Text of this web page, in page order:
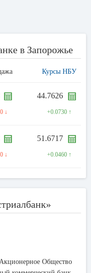
в Запорожье
Курсы НБУ
↓
44.7626
+0.0730 ↑
↓
51.6717
+0.0460 ↑
Общество